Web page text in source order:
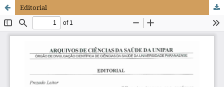
Editorial